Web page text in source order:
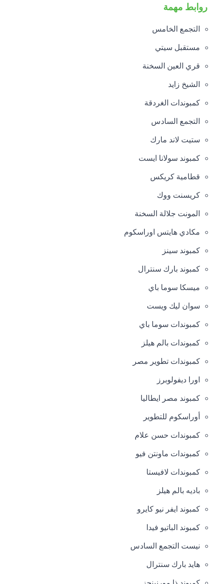
روابط مهمة
التجمع الخامس
مستقبل سيتي
قري العين السخنة
الشيخ زايد
كمبوندات الغردقة
التجمع السادس
ستيت لاند مارك
كمبوند سولانا ايست
قطامية كريكس
كريسنت ووك
المونت جلالة السخنة
مكادي هايتس اوراسكوم
كمبوند سينز
كمبوند بارك سنترال
ميسكا سوما باي
سوان ليك ويست
كمبوندات سوما باي
كمبوندات بالم هيلز
كمبوندات تطوير مصر
اورا ديفولوبرز
كمبوند مصر ايطاليا
أوراسكوم للتطوير
كمبوندات حسن علام
كمبوندات ماونتن فيو
كمبوندات لافيستا
باديه بالم هيلز
كمبوند ايفر نيو كايرو
كمبوند الباتيو فيدا
نيست التجمع السادس
هايد بارك سنترال